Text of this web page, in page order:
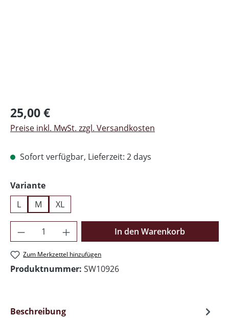
Regulärer Preis:
25,00 €
Preise inkl. MwSt. zzgl. Versandkosten
Sofort verfügbar, Lieferzeit: 2 days
Varianteauswählen
L
M XL
Produkt Anzahl: Gib den gewünschten
In den Warenkorb
Zum Merkzettel hinzufügen
Produktnummer: SW10926
Beschreibung